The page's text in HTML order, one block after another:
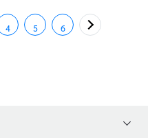
ДАЛЕЕ
4 5 6